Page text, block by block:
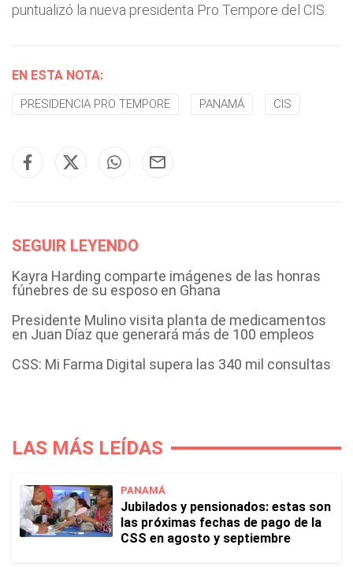
puntualizó la nueva presidenta Pro Tempore del CIS.
EN ESTA NOTA:
PRESIDENCIA PRO TEMPORE PANAMÁ CIS
SEGUIR LEYENDO
Kayra Harding comparte imágenes de las honras
fúnebres de su esposo en Ghana
Presidente Mulino visita planta de medicamentos
en Juan Díaz que generará más de 100 empleos
CSS: Mi Farma Digital supera las 340 mil consultas
LAS MÁS LEÍDAS
PANAMÁ
Jubilados y pensionados: estas son
las próximas fechas de pago de la
CSS en agosto y septiembre